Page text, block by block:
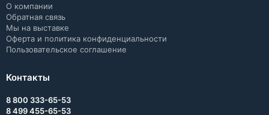
О компании
Обратная связь
Мы на выставке
Оферта и политика конфиденциальности
Пользовательское соглашение
Контакты
8 800 333-65-53
8 499 455-65-53